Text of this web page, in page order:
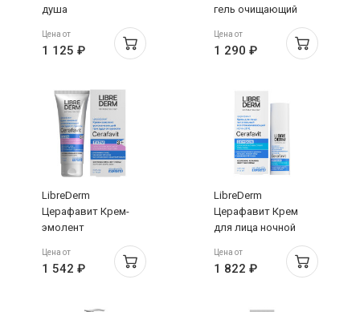
душа
успокаивающий с
церамидами и
пребиотиком 0+
Цена от
1 125 ₽
гель очищающий
липидовосстанавливающий
с церамидами и
пребиотиком 0+
Цена от
1 290 ₽
LibreDerm
Церафавит Крем-
эмолент
успокаивающий с
коллоидной
овсянкой
пребиотиком 75мл
Цена от
1 542 ₽
LibreDerm
Церафавит Крем
для лица ночной
восстанавливающий
30мл
Цена от
1 822 ₽